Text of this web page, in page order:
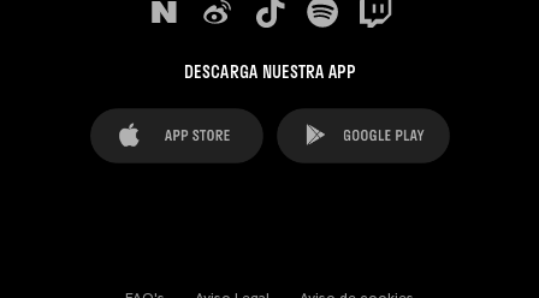
DESCARGA NUESTRA APP